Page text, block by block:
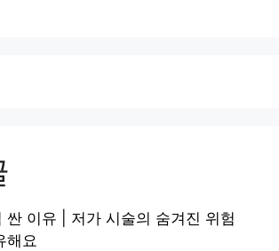
싼 이유 | 저가 시술의 숨겨진 위험
해요